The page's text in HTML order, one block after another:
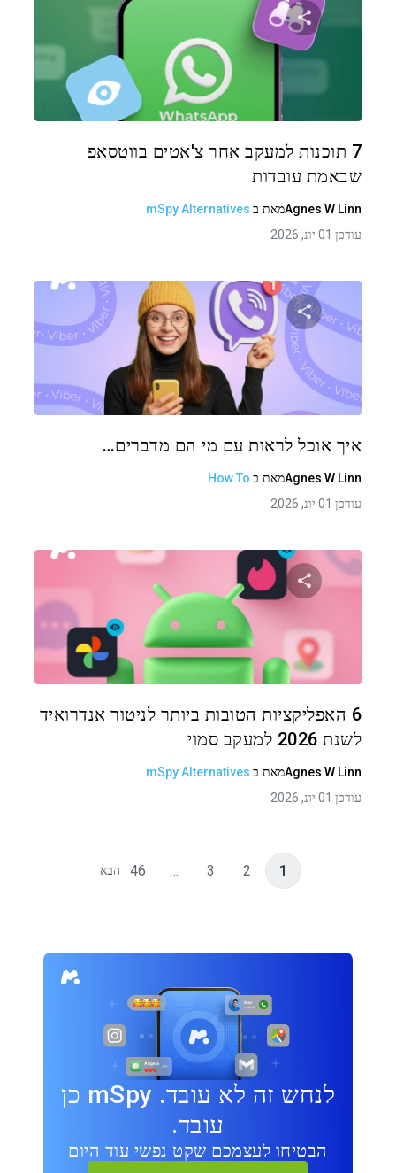
שתף מאמר זה
7 תוכנות למעקב אחר צ'אטים בווטסאפ
שבאמת עובדות
Agnes W Linnמאת ב mSpy Alternatives
עודכן 01 יונ, 2026
שתף מאמר זה
איך אוכל לראות עם מי הם מדברים…
Agnes W Linnמאת ב How To
עודכן 01 יונ, 2026
שתף מאמר זה
6 האפליקציות הטובות ביותר לניטור אנדרואיד
לשנת 2026 למעקב סמוי
Agnes W Linnמאת ב mSpy Alternatives
עודכן 01 יונ, 2026
1
2
3
…
46 הבא
לנחש זה לא עובד. mSpy כן
עובד.
הבטיחו לעצמכם שקט נפשי עוד היום